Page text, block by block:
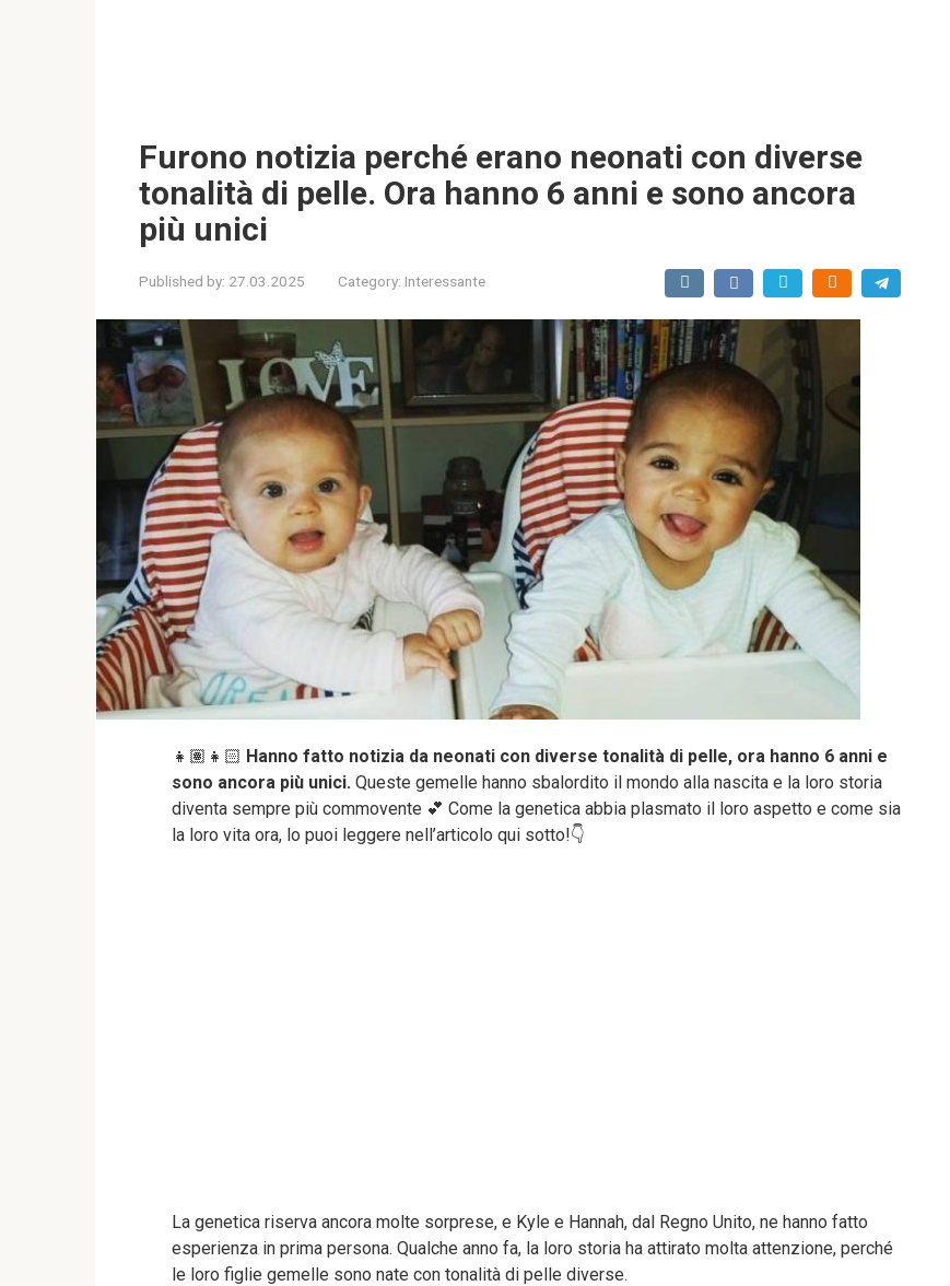
Furono notizia perché erano neonati con diverse
tonalità di pelle. Ora hanno 6 anni e sono ancora
più unici
Published by: 27.03.2025 Category: Interessante
👧🏽👧🏻 Hanno fatto notizia da neonati con diverse tonalità di pelle, ora hanno 6 anni e
sono ancora più unici. Queste gemelle hanno sbalordito il mondo alla nascita e la loro storia
diventa sempre più commovente 💕 Come la genetica abbia plasmato il loro aspetto e come sia
la loro vita ora, lo puoi leggere nell’articolo qui sotto!👇
La genetica riserva ancora molte sorprese, e Kyle e Hannah, dal Regno Unito, ne hanno fatto
esperienza in prima persona. Qualche anno fa, la loro storia ha attirato molta attenzione, perché
le loro figlie gemelle sono nate con tonalità di pelle diverse.